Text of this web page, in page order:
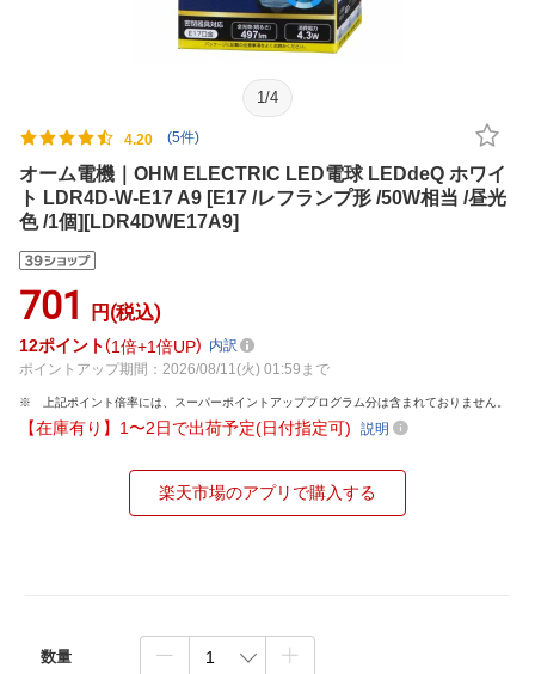
1 /4
4.20 (5件)
オーム電機｜OHM ELECTRIC LED電球 LEDdeQ ホワイ
ト LDR4D-W-E17 A9 [E17 /レフランプ形 /50W相当 /昼光
色 /1個][LDR4DWE17A9]
701 円(税込)
12ポイント 1倍 1倍UP
内訳
ポイントアップ期間：2026/08/11(火) 01:59まで
上記ポイント倍率には、スーパーポイントアッププログラム分は含まれておりません。
【在庫有り】1〜2日で出荷予定(日付指定可) 説明
楽天市場のアプリで購入する
数量